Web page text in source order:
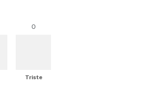
0
Triste